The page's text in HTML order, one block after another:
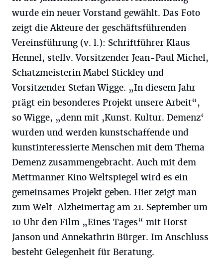
wurde ein neuer Vorstand gewählt. Das Foto
zeigt die Akteure der geschäftsführenden
Vereinsführung (v. l.): Schriftführer Klaus
Hennel, stellv. Vorsitzender Jean-Paul Michel,
Schatzmeisterin Mabel Stickley und
Vorsitzender Stefan Wigge. „In diesem Jahr
prägt ein besonderes Projekt unsere Arbeit“,
so Wigge, „denn mit ‚Kunst. Kultur. Demenz‘
wurden und werden kunstschaffende und
kunstinteressierte Menschen mit dem Thema
Demenz zusammengebracht. Auch mit dem
Mettmanner Kino Weltspiegel wird es ein
gemeinsames Projekt geben. Hier zeigt man
zum Welt-Alzheimertag am 21. September um
10 Uhr den Film „Eines Tages“ mit Horst
Janson und Annekathrin Bürger. Im Anschluss
besteht Gelegenheit für Beratung.